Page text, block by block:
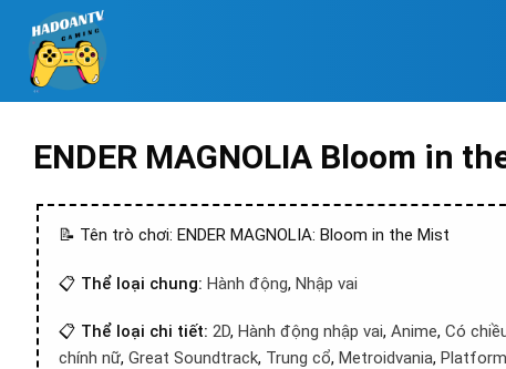
ENDER MAGNOLIA Bloom in
📝 Tên trò chơi: ENDER MAGNOLIA: Bloom in the Mist
📋 Thể loại chung: Hành động, Nhập vai
📋 Thể loại chi tiết: 2D, Hành động nhập vai, Anime, Có
chính nữ, Great Soundtrack, Trung cổ, Metroidvania,